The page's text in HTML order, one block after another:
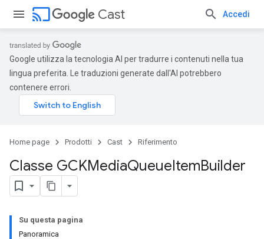
cast Cast Accedi
Google utilizza la tecnologia AI per tradurre i contenuti nella tua
lingua preferita. Le traduzioni generate dall'AI potrebbero
contenere errori.
Home page Prodotti Cast Riferimento
Classe GCKMediaQueueItemBuilder
Su questa pagina
Panoramica